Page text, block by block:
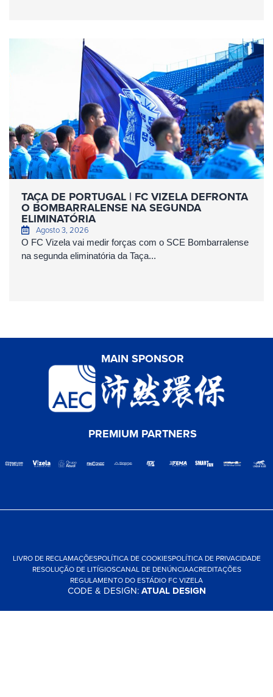
TAÇA DE PORTUGAL | FC VIZELA DEFRONTA
O BOMBARRALENSE NA SEGUNDA
ELIMINATÓRIA
Agosto 3, 2026
O FC Vizela vai medir forças com o SCE Bombarralense
na segunda eliminatória da Taça...
MAIN SPONSOR
PREMIUM PARTNERS
LIVRO DE RECLAMAÇÕESPOLÍTICA DE COOKIESPOLÍTICA DE PRIVACIDADE
RESOLUÇÃO DE LITÍGIOSCANAL DE DENÚNCIAACREDITAÇÕES
REGULAMENTO DO ESTÁDIO FC VIZELA
CODE & DESIGN:ATUAL DESIGN